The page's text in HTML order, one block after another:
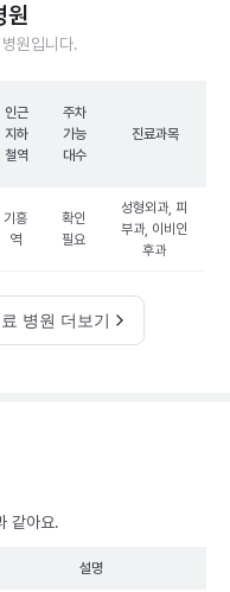
원
원입니다.
인근
지하
철역
주차
가능
대수
진료과목
기흥
역
확인
필요
성형외과, 피
부과, 이비인
후과
병원 더보기
같아요.
설명